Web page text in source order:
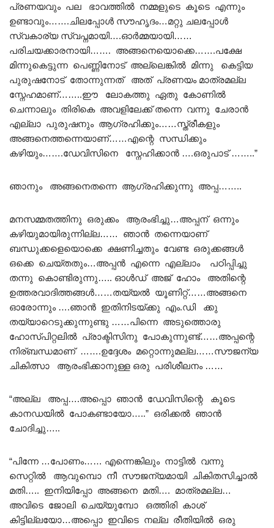
പ്രണയവും പല ഭാവത്തിൽ നമ്മളുടെ കൂടെ എന്നും
ഉണ്ടാവും…….ചിലപ്പോൾ സൗഹൃദം…മറ്റു ചലപ്പോൾ
സ്വകാര്യ സ്വപ്നമായി….ഓർമ്മയായി……
പരിചയക്കാരനായി……. അങ്ങനെയൊക്കെ…….പക്ഷേ
മിന്നുകെട്ടുന്ന പെണ്ണിനോട് അല്ലെങ്കിൽ മിന്നു കെട്ടിയ
പുരുഷനോട് തോന്നുന്നത് അത് പ്രണയം മാത്രമല്ല
സ്നേഹമാണ്……..ഈ ലോകത്തു ഏതു കോണിൽ
ചെന്നാലും തിരികെ അവളിലേക്ക് തന്നെ വന്നു ചേരാൻ
എല്ലാ പുരുഷനും ആഗ്രഹിക്കും……സ്ത്രീകളും
അങ്ങനെത്തന്നെയാണ്……എന്റെ സന്ധിക്കും
കഴിയും…….ഡേവിസിനെ സ്നേഹിക്കാൻ ….ഒരുപാട് ……..”
ഞാനും അങ്ങനെതന്നെ ആഗ്രഹിക്കുന്നു അപ്പ……..
മനസമ്മതത്തിനു ഒരുക്കം ആരംഭിച്ചു…അപ്പന് ഒന്നും
കഴിയുമായിരുന്നില്ല…… ഞാൻ തന്നെയാണ്
ബന്ധുക്കളെയൊക്കെ ക്ഷണിച്ചതും വേണ്ട ഒരുക്കങ്ങൾ
ഒക്കെ ചെയ്തതും…അപ്പൻ എന്നെ എല്ലാം പഠിപ്പിച്ചു
തന്നു കൊണ്ടിരുന്നു….. ഓൾഡ് അജ് ഹോം അതിന്റെ
ഉത്തരവാദിത്തങ്ങൾ……തയ്യൽ യൂണിറ്റ്……അങ്ങനെ
ഓരോന്നും ….ഞാൻ ഇതിനിടയ്ക്കു എം.ഡി ക്കു
തയ്യാറെടുക്കുന്നുണ്ടു ……പിന്നെ അടുത്തൊരു
ഹോസ്പിറ്റലിൽ പ്രാക്ടിസിനു പോകുന്നുണ്ട്……അപ്പന്റെ
നിര്ബന്ധമാണ് …….ഉദ്ദേശം മറ്റൊന്നുമല്ല……സൗജന്യ
ചികിത്സാ ആരംഭിക്കാനുള്ള ഒരു പരിശീലനം ……
“അല്ല അപ്പ….അപ്പൊ ഞാൻ ഡേവിസിന്റെ കൂടെ
കാനഡയിൽ പോകണ്ടായോ…..” ഒരിക്കൽ ഞാൻ
ചോദിച്ചു…..
“പിന്നേ …പോണം…… എന്നെങ്കിലും നാട്ടിൽ വന്നു
സെറ്റിൽ ആവുമ്പൊ നീ സൗജന്യമായി ചികിതസിച്ചാൽ
മതി….. ഇനിയിപ്പോ അങ്ങനെ മതി…. മാത്രമല്ല…
അവിടെ ജോലി ചെയ്യുമ്പോ ഒത്തിരി കാശ്
കിട്ടില്ലയോ…അപ്പൊ ഇവിടെ നല്ല രീതിയിൽ ഒരു